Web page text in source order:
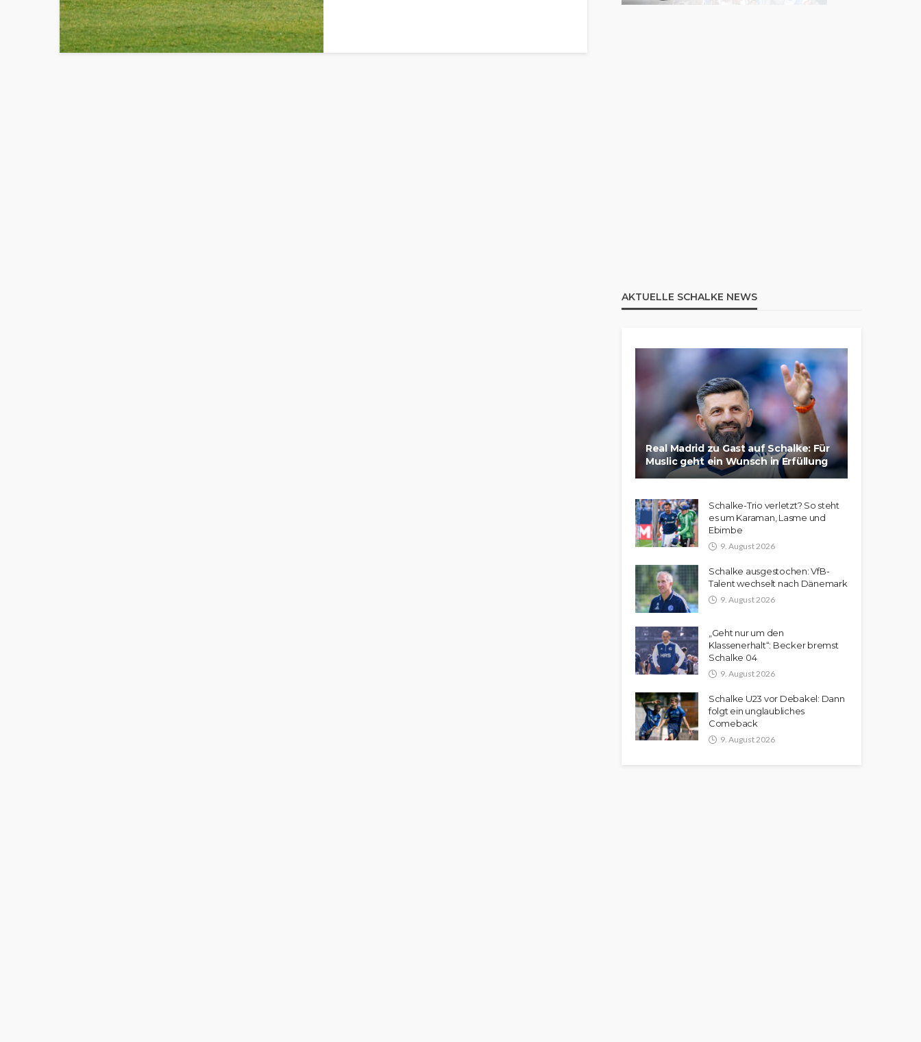
AKTUELLE SCHALKE NEWS
Real Madrid zu Gast auf Schalke: Für
Muslic geht ein Wunsch in Erfüllung
Schalke-Trio verletzt? So steht
es um Karaman, Lasme und
Ebimbe
9. August 2026
Schalke ausgestochen: VfB-
Talent wechselt nach Dänemark
9. August 2026
„Geht nur um den
Klassenerhalt“: Becker bremst
Schalke 04
9. August 2026
Schalke U23 vor Debakel: Dann
folgt ein unglaubliches
Comeback
9. August 2026